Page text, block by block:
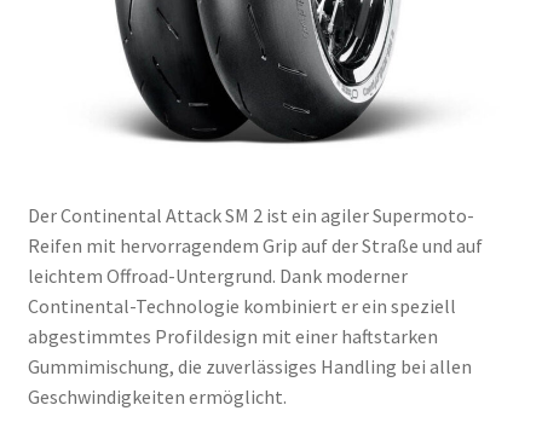
Der Continental Attack SM 2 ist ein agiler Supermoto-
Reifen mit hervorragendem Grip auf der Straße und auf
leichtem Offroad-Untergrund. Dank moderner
Continental-Technologie kombiniert er ein speziell
abgestimmtes Profildesign mit einer haftstarken
Gummimischung, die zuverlässiges Handling bei allen
Geschwindigkeiten ermöglicht.